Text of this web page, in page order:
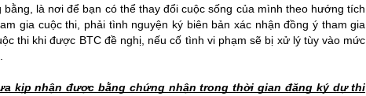
là nơi để bạn có thể thay đổi cuộc sống của mình theo hướng tích
gia cuộc thi, phải tình nguyện ký biên bản xác nhận đồng ý tham gia
thi khi được BTC đề nghị, nếu cố tình vi phạm sẽ bị xử lý tùy vào mức
kịp nhận được bằng chứng nhận trong thời gian đăng ký dự thi